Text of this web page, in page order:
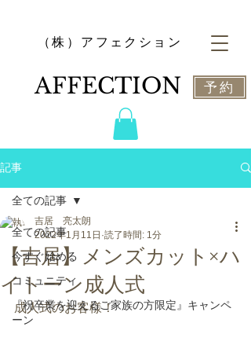
​（株）アフェクション
​AFFECTION 予約
記事
全ての記事
今すぐ始める
コミュニティ
『祝卒業を迎えるご家族の方限定』キャンペ
ーン
全ての記事
【吉居】メンズカット×ハ
イトーン成人式
吉居 亮太朗
2022年1月11日 読了時間: 1分
成人式のお客様！